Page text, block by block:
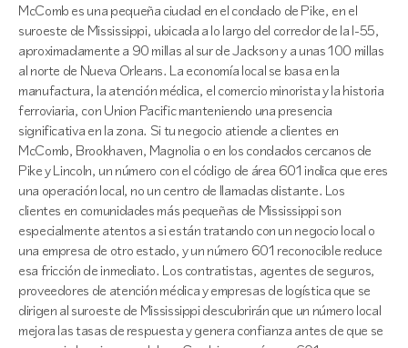
McComb es una pequeña ciudad en el condado de Pike, en el
suroeste de Mississippi, ubicada a lo largo del corredor de la I-55,
aproximadamente a 90 millas al sur de Jackson y a unas 100 millas
al norte de Nueva Orleans. La economía local se basa en la
manufactura, la atención médica, el comercio minorista y la historia
ferroviaria, con Union Pacific manteniendo una presencia
significativa en la zona. Si tu negocio atiende a clientes en
McComb, Brookhaven, Magnolia o en los condados cercanos de
Pike y Lincoln, un número con el código de área 601 indica que eres
una operación local, no un centro de llamadas distante. Los
clientes en comunidades más pequeñas de Mississippi son
especialmente atentos a si están tratando con un negocio local o
una empresa de otro estado, y un número 601 reconocible reduce
esa fricción de inmediato. Los contratistas, agentes de seguros,
proveedores de atención médica y empresas de logística que se
dirigen al suroeste de Mississippi descubrirán que un número local
mejora las tasas de respuesta y genera confianza antes de que se